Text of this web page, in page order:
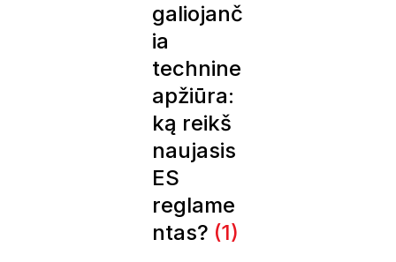
galiojanč
ia
technine
apžiūra:
ką reikš
naujasis
ES
reglame
ntas? (1)